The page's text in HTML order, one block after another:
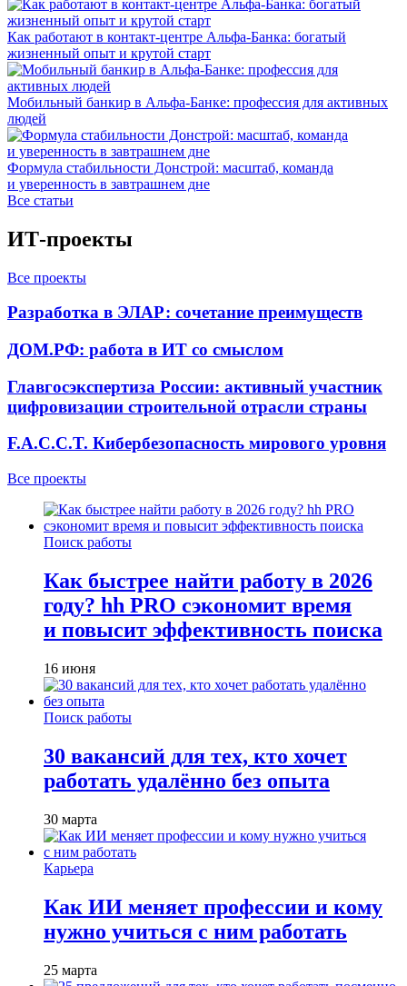
Как работают в контакт-центре Альфа-Банка: богатый
жизненный опыт и крутой старт
Мобильный банкир в Альфа-Банке: профессия для активных
людей
Формула стабильности Донстрой: масштаб, команда
и уверенность в завтрашнем дне
Все статьи
ИТ-проекты
Все проекты
Разработка в ЭЛАР: сочетание преимуществ
ДОМ.РФ: работа в ИТ со смыслом
Главгосэкспертиза России: активный участник
цифровизации строительной отрасли страны
F.A.C.C.T. Кибербезопасность мирового уровня
Все проекты
Поиск работы
Как быстрее найти работу в 2026
году? hh PRO сэкономит время
и повысит эффективность поиска
16 июня
Поиск работы
30 вакансий для тех, кто хочет
работать удалённо без опыта
30 марта
Карьера
Как ИИ меняет профессии и кому
нужно учиться с ним работать
25 марта